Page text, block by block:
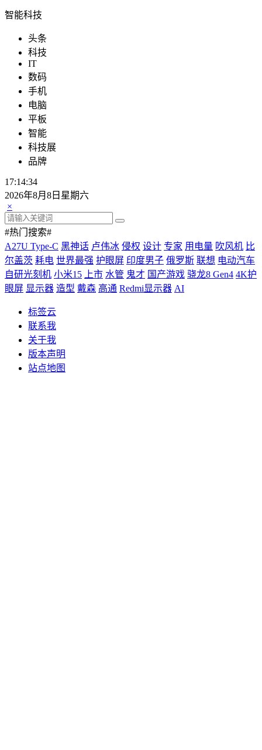
智能科技
头条
科技
IT
数码
手机
电脑
平板
智能
科技展
品牌
17:14:35
2026年8月8日星期六
×
#热门搜索#
A27U Type-C 黑神话 卢伟冰 侵权 设计 专家 用电量 吹风机 比
尔盖茨 耗电 世界最强 护眼屏 印度男子 俄罗斯 联想 电动汽车
自研光刻机 小米15 上市 水管 鬼才 国产游戏 骁龙8 Gen4 4K护
眼屏 显示器 造型 戴森 高通 Redmi显示器 AI
标签云
联系我
关于我
版本声明
站点地图